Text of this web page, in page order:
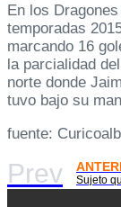
En los
temporadas
marcando 16
la parcialidad
norte donde
tuvo bajo su
fuente:
Prev